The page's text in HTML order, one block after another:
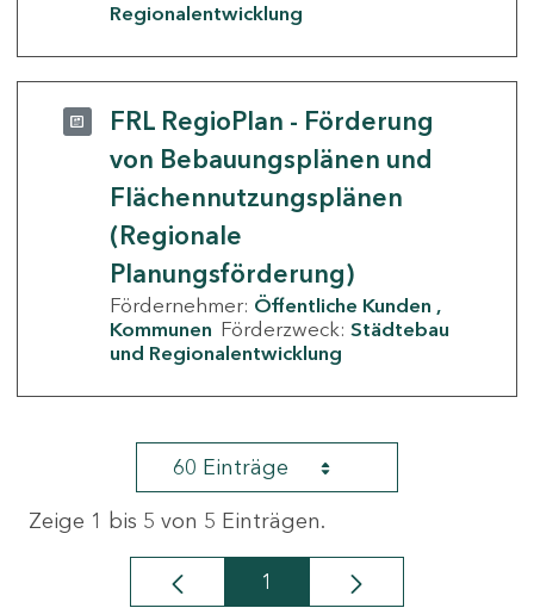
Regionalentwicklung
FRL RegioPlan - Förderung
von Bebauungsplänen und
Flächennutzungsplänen
(Regionale
Planungsförderung)
Fördernehmer: Öffentliche Kunden
Kommunen Förderzweck: Städtebau
und Regionalentwicklung
60 Einträge
Zeige 1 bis 5 von 5 Einträgen.
Seite
1